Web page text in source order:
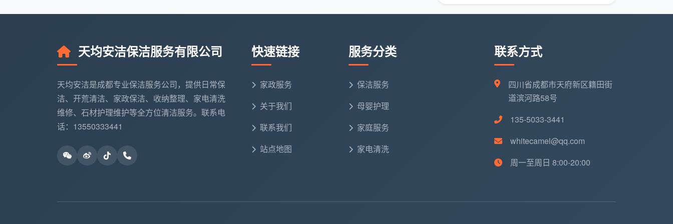
天均安洁保洁服务有限公司
天均安洁是成都专业保洁服务公司，提供日常保
洁、开荒清洁、家政保洁、收纳整理、家电清洗
维修、石材护理维护等全方位清洁服务。联系电
话：13550333441
快速链接
家政服务
关于我们
联系我们
站点地图
服务分类
保洁服务
母婴护理
家庭服务
家电清洗
联系方式
四川省成都市天府新区籍田街
道滨河路58号
135-5033-3441
whitecamel@qq.com
周一至周日 8:00-20:00